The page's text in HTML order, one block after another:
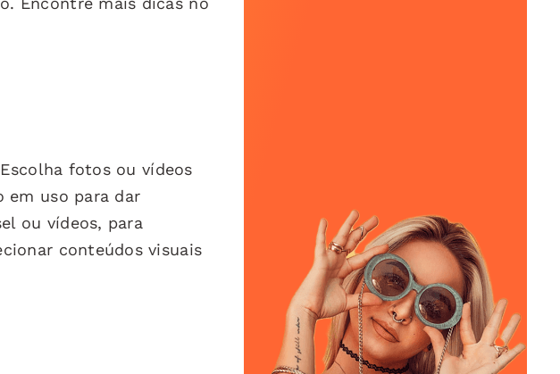
fotos ou vídeos
em uso para dar
ou vídeos, para
conteúdos visuais